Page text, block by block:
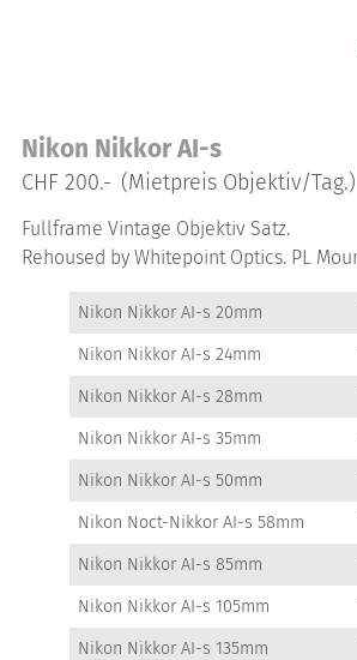
Nikon Nikkor AI-s
CHF 200.- (Mietpreis Objektiv/Tag.)
Fullframe Vintage Objektiv Satz.
Rehoused by Whitepoint Optics. PL
Nikon Nikkor AI-s 20mm
Nikon Nikkor AI-s 24mm
Nikon Nikkor AI-s 28mm
Nikon Nikkor AI-s 35mm
Nikon Nikkor AI-s 50mm
Nikon Noct-Nikkor AI-s 58mm
Nikon Nikkor AI-s 85mm
Nikon Nikkor AI-s 105mm
Nikon Nikkor AI-s 135mm